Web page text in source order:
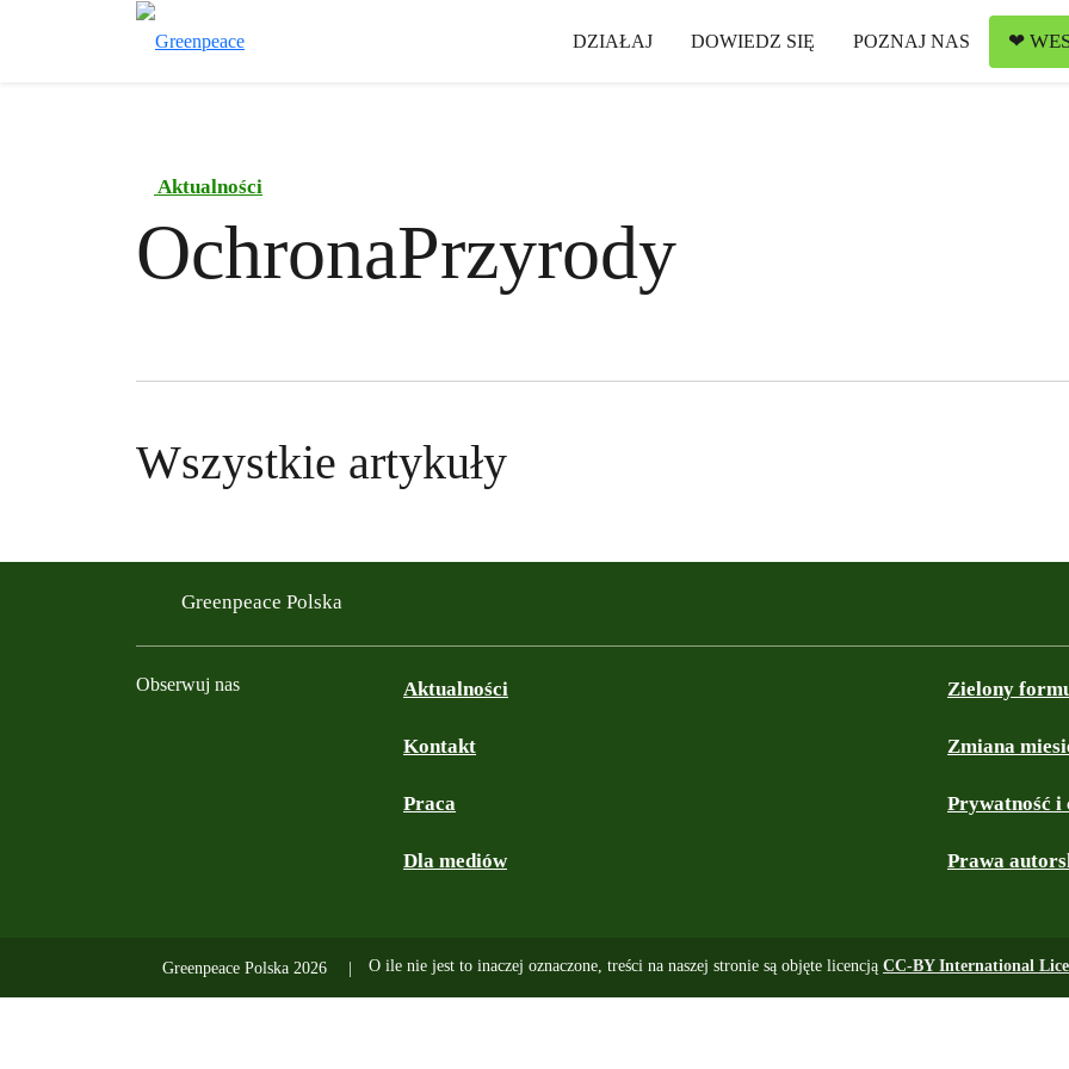
DZIAŁAJ DOWIEDZ SIĘ POZNAJ NAS ❤
Aktualności
OchronaPrzyrody
Wszystkie artykuły
Greenpeace Polska
Obserwuj nas Aktualności
Kontakt
Praca
Dla mediów
Zielony
Zmiana
Prywatność i
Prawa
Greenpeace Polska 2026 O ile nie jest to inaczej oznaczone, treści na naszej stronie są objęte licencją CC-BY International